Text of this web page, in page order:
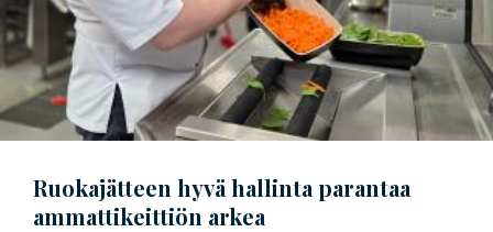
Ruokajätteen hyvä hallinta parantaa
ammattikeittiön arkea